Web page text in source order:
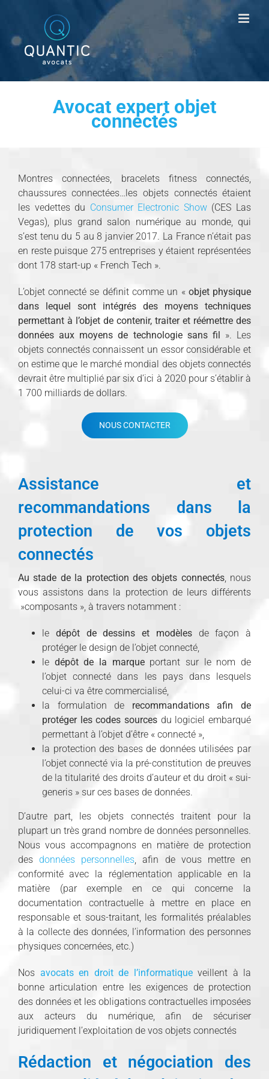
contenu
Avocat expert objet
connectés
Montres connectées, bracelets fitness connectés,
chaussures connectées…les objets connectés étaient
les vedettes du Consumer Electronic Show(CES Las
Vegas), plus grand salon numérique au monde, qui
s’est tenu du 5 au 8 janvier 2017. La France n’était pas
en reste puisque 275 entreprises y étaient représentées
dont 178 start-up « French Tech ».
L’objet connecté se définit comme un « objet physique
dans lequel sont intégrés des moyens techniques
permettant à l’objet de contenir, traiter et réémettre des
données aux moyens de technologie sans fil ». Les
objets connectés connaissent un essor considérable et
on estime que le marché mondial des objets connectés
devrait être multiplié par six d’ici à 2020 pour s’établir à
1 700 milliards de dollars.
NOUS CONTACTER
Assistance et
recommandations dans la
protection de vos objets
connectés
Au stade de la protection des objets connectés, nous
vous assistons dans la protection de leurs différents
»composants », à travers notamment :
le dépôt de dessins et modèlesde façon à
protéger le design de l’objet connecté,
le dépôt de la marqueportant sur le nom de
l’objet connecté dans les pays dans lesquels
celui-ci va être commercialisé,
la formulation de recommandations afin de
protéger les codes sources du logiciel embarqué
permettant à l’objet d’être « connecté »,
la protection des bases de données utilisées par
l’objet connecté via la pré-constitution de preuves
de la titularité des droits d’auteur et du droit « sui-
generis » sur ces bases de données.
D’autre part, les objets connectés traitent pour la
plupart un très grand nombre de données personnelles.
Nous vous accompagnons en matière de protection
desdonnées personnelles, afin de vous mettre en
conformité avec la réglementation applicable en la
matière (par exemple en ce qui concerne la
documentation contractuelle à mettre en place en
responsable et sous-traitant, les formalités préalables
à la collecte des données, l’information des personnes
physiques concernées, etc.)
Nos avocats en droit de l’informatiqueveillent à la
bonne articulation entre les exigences de protection
des données et les obligations contractuelles imposées
aux acteurs du numérique, afin de sécuriser
juridiquement l’exploitation de vos objets connectés
Rédaction et négociation des